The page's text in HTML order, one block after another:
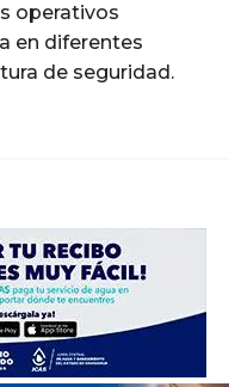
operativos
en diferentes
de seguridad.